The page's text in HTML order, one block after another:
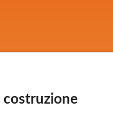
costruzione